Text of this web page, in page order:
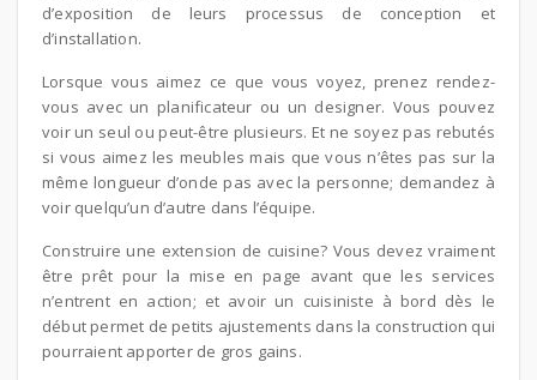
d’exposition de leurs processus de conception et
d’installation.
Lorsque vous aimez ce que vous voyez, prenez rendez-
vous avec un planificateur ou un designer. Vous pouvez
voir un seul ou peut-être plusieurs. Et ne soyez pas rebutés
si vous aimez les meubles mais que vous n’êtes pas sur la
même longueur d’onde pas avec la personne; demandez à
voir quelqu’un d’autre dans l’équipe.
Construire une extension de cuisine? Vous devez vraiment
être prêt pour la mise en page avant que les services
n’entrent en action; et avoir un cuisiniste à bord dès le
début permet de petits ajustements dans la construction qui
pourraient apporter de gros gains.